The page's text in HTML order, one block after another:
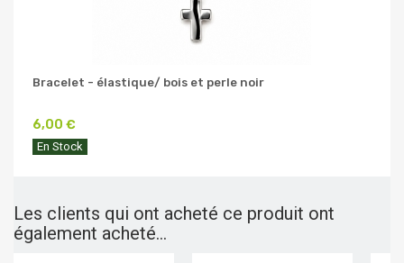
Bracelet - élastique/ bois et perle noir
6,00 €
En Stock
Les clients qui ont acheté ce produit ont
également acheté...